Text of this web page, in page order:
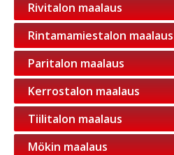
Rivitalon maalaus
Rintamamiestalon maalaus
Paritalon maalaus
Kerrostalon maalaus
Tiilitalon maalaus
Mökin maalaus